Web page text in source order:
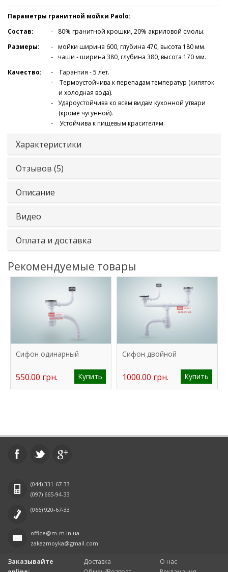
Параметры гранитной мойки Paolo:
Состав:
80% гранитной крошки, 20% акриловой смолы.
Размеры:
мойки ширина 600, глубина 470, высота 180 мм.
чаши - ширина 380, глубина 380, высота 170 мм.
Качество:
Гарантия - 5 лет.
Термоустойчива к перепадам температур (кипяток
и холодная вода).
Удароустойчива ко всем видам кухонной утвари
(кроме чугунной).
Устойчива к пищевым красителям.
Характеристики
Отзывов (5)
Описание
Видео
Оплата и доставка
Рекомендуемые товары
Сифон одинарный
550.00 грн. Купить
Сифон двойной
1000.00 грн. Купить
(044) 331-67-33
(097) 665-94-33
(066) 920-67-33
office@m-m.in.ua
zakazmoyka@gmail.com
Заказывайте
Доставка
О нас